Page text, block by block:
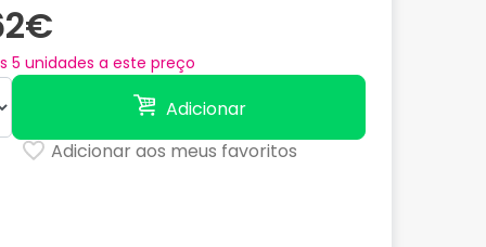
5 unidades a este preço
Adicionar
Adicionar aos meus favoritos